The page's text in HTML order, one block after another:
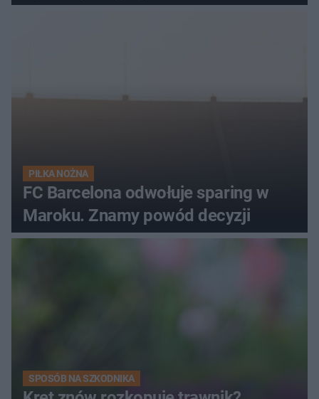
PIŁKA NOŻNA
FC Barcelona odwołuje sparing w
Maroku. Znamy powód decyzji
SPOSÓB NA SZKODNIKA